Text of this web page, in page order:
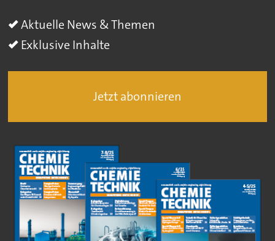
Aktuelle News & Themen
Exklusive Inhalte
Jetzt abonnieren